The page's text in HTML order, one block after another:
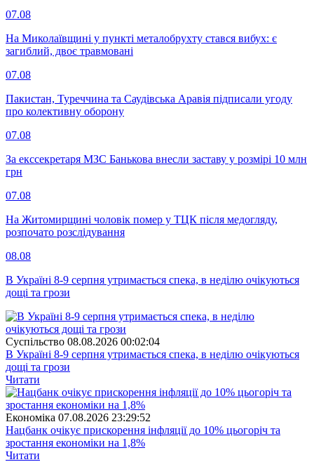
07.08
На Миколаївщині у пункті металобрухту стався вибух: є
загиблий, двоє травмовані
07.08
Пакистан, Туреччина та Саудівська Аравія підписали угоду
про колективну оборону
07.08
За екссекретаря МЗС Банькова внесли заставу у розмірі 10 млн
грн
07.08
На Житомирщині чоловік помер у ТЦК після медогляду,
розпочато розслідування
08.08
В Україні 8-9 серпня утримається спека, в неділю очікуються
дощі та грози
Суспiльство 08.08.2026 00:02:04
В Україні 8-9 серпня утримається спека, в неділю очікуються
дощі та грози
Читати
Економіка 07.08.2026 23:29:52
Нацбанк очікує прискорення інфляції до 10% цьогоріч та
зростання економіки на 1,8%
Читати